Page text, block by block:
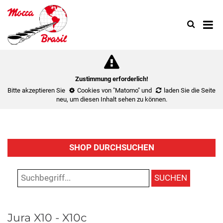
Zustimmung erforderlich!
Bitte akzeptieren Sie
Cookies von "Matomo" und
laden Sie die Seite
neu, um diesen Inhalt sehen zu können.
SearchUse
up
select
to
SHOP DURCHSUCHEN
SUCHEN
Jura X10 - X10c